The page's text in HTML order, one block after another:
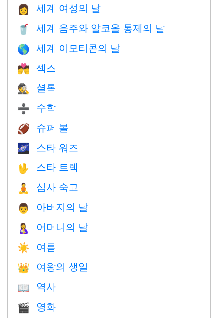
👩 세계 여성의 날
🥤 세계 음주와 알코올 통제의 날
🌎 세계 이모티콘의 날
💏 섹스
🕵️ 셜록
➗ 수학
🏈 슈퍼 볼
🌌 스타 워즈
🖖 스타 트렉
🧘 심사 숙고
👨 아버지의 날
🤱 어머니의 날
☀️ 여름
👑 여왕의 생일
📖 역사
🎬 영화